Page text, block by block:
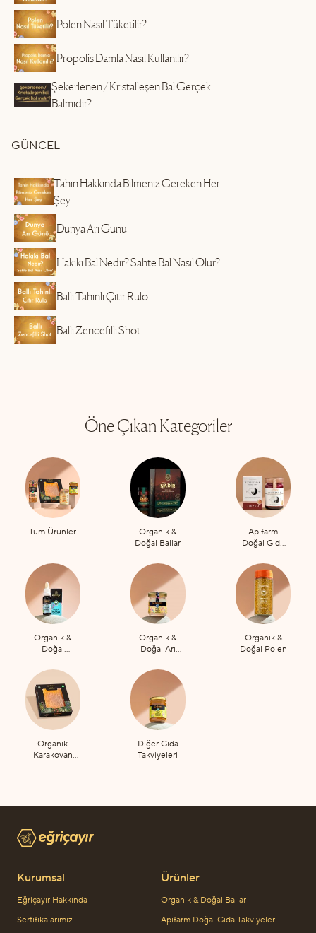
Polen Nasıl Tüketilir?
Propolis Damla Nasıl Kullanılır?
Şekerlenen / Kristalleşen Bal Gerçek
Balmıdır?
GÜNCEL
Tahin Hakkında Bilmeniz Gereken Her
Şey
Dünya Arı Günü
Hakiki Bal Nedir? Sahte Bal Nasıl Olur?
Ballı Tahinli Çıtır Rulo
Ballı Zencefilli Shot
Öne Çıkan Kategoriler
Tüm Ürünler
Organik &
Doğal Ballar
Apifarm
Doğal Gıda
Organik &
Doğal
Organik &
Doğal Arı
Organik &
Doğal Polen
Organik
Karakovan
Diğer Gıda
Takviyeleri
Kurumsal
Eğriçayır Hakkında
Sertifikalarımız
Ürünler
Organik & Doğal Ballar
Apifarm Doğal Gıda Takviyeleri